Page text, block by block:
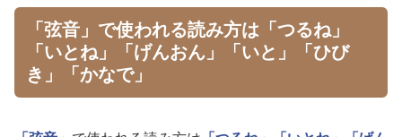
「弦音」で使われる読み方は「つるね」
「いとね」「げんおん」「いと」「ひび
き」「かなで」